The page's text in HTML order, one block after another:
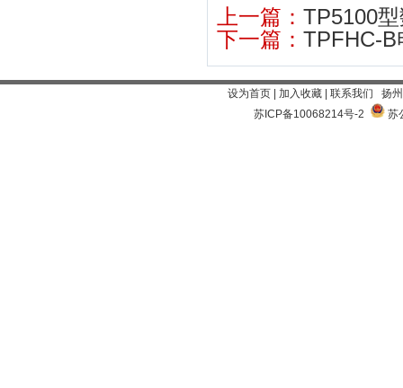
上一篇： TP5100
下一篇： TPFHC-B
设为首页 加入收藏 联系我们 扬
苏ICP备10068214号-2
苏